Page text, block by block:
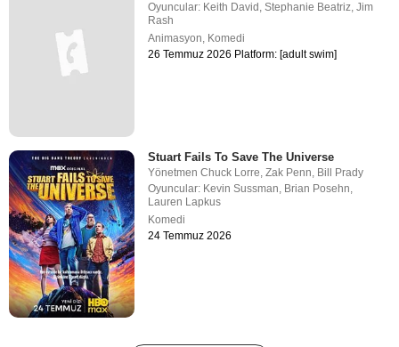
Oyuncular: Keith David ,Stephanie Beatriz,Jim
Rash
Animasyon, Komedi
26 Temmuz 2026 Platform: [adult swim]
Stuart Fails To Save The Universe
YönetmenChuck Lorre ,Zak Penn Bill Prady
Oyuncular: Kevin Sussman Brian Posehn
Lauren Lapkus
Komedi
24 Temmuz 2026